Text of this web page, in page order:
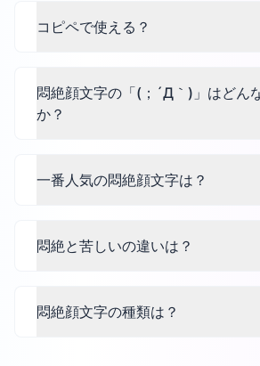
コピペで使える？
悶絶顔文字の「(；´Д｀)」はどん
か？
一番人気の悶絶顔文字は？
悶絶と苦しいの違いは？
悶絶顔文字の種類は？